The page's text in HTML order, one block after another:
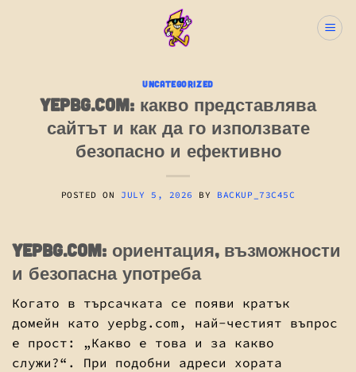
UNCATEGORIZED
yepbg.com: какво представлява
сайтът и как да го използвате
безопасно и ефективно
POSTED ON JULY 5, 2026 BY BACKUP_73C45C
yepbg.com: ориентация, възможности
и безопасна употреба
Когато в търсачката се появи кратък
домейн като yepbg.com, най-честият въпрос
е прост: „Какво е това и за какво
служи?“. При подобни адреси хората